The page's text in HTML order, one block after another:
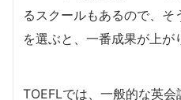
るスクールもあるので、
を選ぶと、一番成果が上が
TOEFLでは、一般的な英